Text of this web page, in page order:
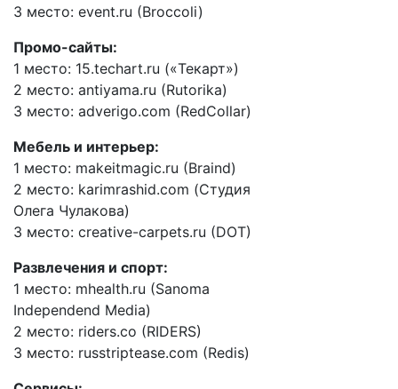
3 место: event.ru (Broccoli)
Промо-сайты:
1 место: 15.techart.ru («Текарт»)
2 место: antiyama.ru (Rutorika)
3 место: adverigo.com (RedCollar)
Мебель и интерьер:
1 место: makeitmagic.ru (Braind)
2 место: karimrashid.com (Студия
Олега Чулакова)
3 место: creative-carpets.ru (DOT)
Развлечения и спорт:
1 место: mhealth.ru (Sanoma
Independend Media)
2 место: riders.co (RIDERS)
3 место: russtriptease.com (Redis)